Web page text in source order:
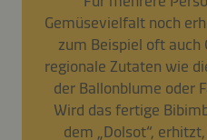
Gemüsevielfalt noch
zum Beispiel oft auch
regionale Zutaten wie
der Ballonblume oder
Wird das fertige
dem „Dolsot“,